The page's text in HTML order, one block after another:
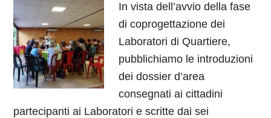
In vista dell’avvio della fase
di coprogettazione dei
Laboratori di Quartiere,
pubblichiamo le introduzioni
dei dossier d’area
consegnati ai cittadini
partecipanti ai Laboratori e scritte dai sei